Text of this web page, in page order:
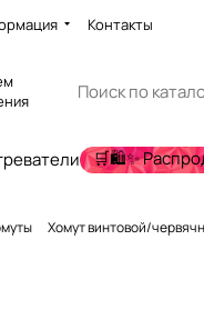
Контакты
🛒🛍️✨